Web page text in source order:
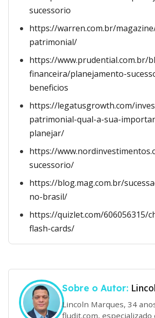
sucessorio
https://warren.com.br/
patrimonial/
https://www.prudential.com.br/
financeira/planejamento-
beneficios
https://legatusgrowth.com/
patrimonial-qual-a-sua-
planejar/
https://
sucessorio/
https://blog.mag.com.br/
no-brasil/
https://quizlet.com/606056315/
flash-cards/
Sobre o Autor:
Lincoln Marques, 34
fludit.com, especializado